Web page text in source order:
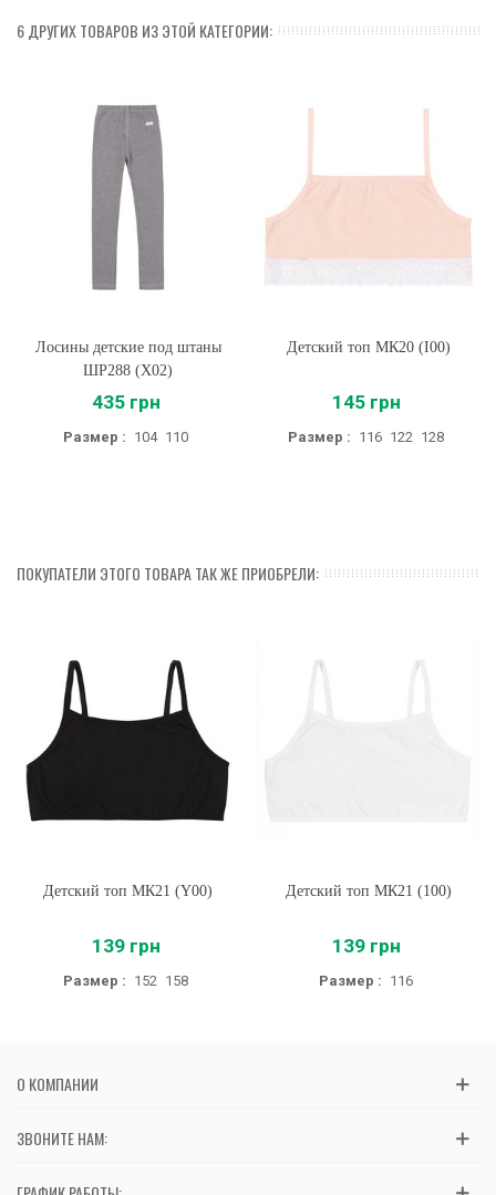
6 ДРУГИХ ТОВАРОВ ИЗ ЭТОЙ КАТЕГОРИИ:
Лосины детские под штаны
ШР288 (X02)
435 грн
Размер : 104 110
Детский топ МК20 (I00)
145 грн
Размер : 116 122 128
ПОКУПАТЕЛИ ЭТОГО ТОВАРА ТАК ЖЕ ПРИОБРЕЛИ:
Детский топ МК21 (Y00)
139 грн
Размер : 152 158
Детский топ МК21 (100)
139 грн
Размер : 116
О КОМПАНИИ
ЗВОНИТЕ НАМ: